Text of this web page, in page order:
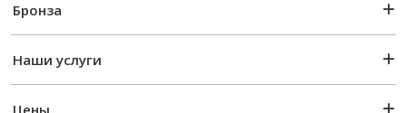
Бронза
Наши услуги
Цены